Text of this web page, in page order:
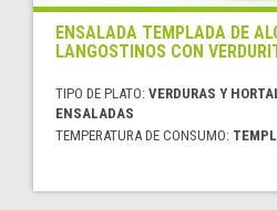
ENSALADA TEMPLADA DE
LANGOSTINOS CON
TIPO DE PLATO: VERDURAS Y
ENSALADAS
TEMPERATURA DE CONSUMO: